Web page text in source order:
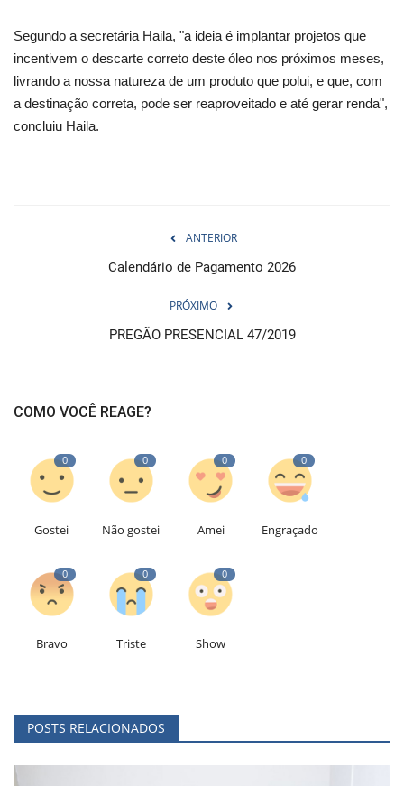
Segundo a secretária Haila, "a ideia é implantar projetos que
incentivem o descarte correto deste óleo nos próximos meses,
livrando a nossa natureza de um produto que polui, e que, com
a destinação correta, pode ser reaproveitado e até gerar renda",
concluiu Haila.
ANTERIOR
Calendário de Pagamento 2026
PRÓXIMO
PREGÃO PRESENCIAL 47/2019
COMO VOCÊ REAGE?
0
Gostei
0
Não gostei
0
Amei
0
Engraçado
0
Bravo
0
Triste
0
Show
POSTS RELACIONADOS